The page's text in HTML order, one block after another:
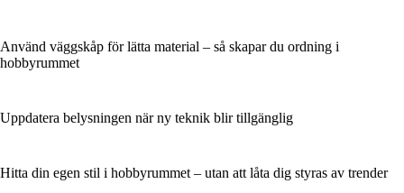
Använd väggskåp för lätta material – så skapar du ordning i
hobbyrummet
Uppdatera belysningen när ny teknik blir tillgänglig
Hitta din egen stil i hobbyrummet – utan att låta dig styras av trender